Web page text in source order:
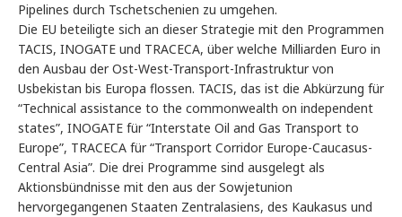
Pipelines durch Tschetschenien zu umgehen.
Die EU beteiligte sich an dieser Strategie mit den Programmen
TACIS, INOGATE und TRACECA, über welche Milliarden Euro in
den Ausbau der Ost-West-Transport-Infrastruktur von
Usbekistan bis Europa flossen. TACIS, das ist die Abkürzung für
“Technical assistance to the commonwealth on independent
states”, INOGATE für “Interstate Oil and Gas Transport to
Europe”, TRACECA für “Transport Corridor Europe-Caucasus-
Central Asia”. Die drei Programme sind ausgelegt als
Aktionsbündnisse mit den aus der Sowjetunion
hervorgegangenen Staaten Zentralasiens, des Kaukasus und